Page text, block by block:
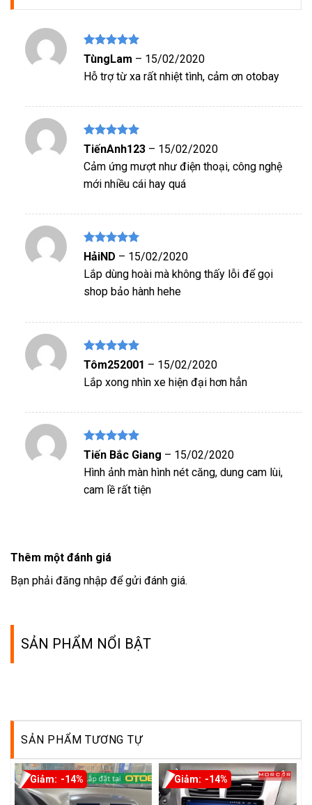
Được xếp
hạng
sao
TùngLam – 15/02/2020
Hỗ trợ từ xa rất nhiệt tình, cảm ơn otobay
Được xếp
hạng
sao
TiếnAnh123 – 15/02/2020
Cảm ứng mượt như điện thoại, công nghệ
mới nhiều cái hay quá
Được xếp
hạng
sao
HảiND – 15/02/2020
Lắp dùng hoài mà không thấy lỗi để gọi
shop bảo hành hehe
Được xếp
sao
Tôm252001 – 15/02/2020
Lắp xong nhìn xe hiện đại hơn hẳn
Được xếp
hạng
5
sao
Tiến Bắc Giang – 15/02/2020
Hình ảnh màn hình nét căng, dung cam lùi,
cam lề rất tiện
Thêm một đánh giá
Bạn phải đăng nhập để gửi đánh giá.
SẢN PHẨM NỔI BẬT
SẢN PHẨM TƯƠNG TỰ
-14% -14%